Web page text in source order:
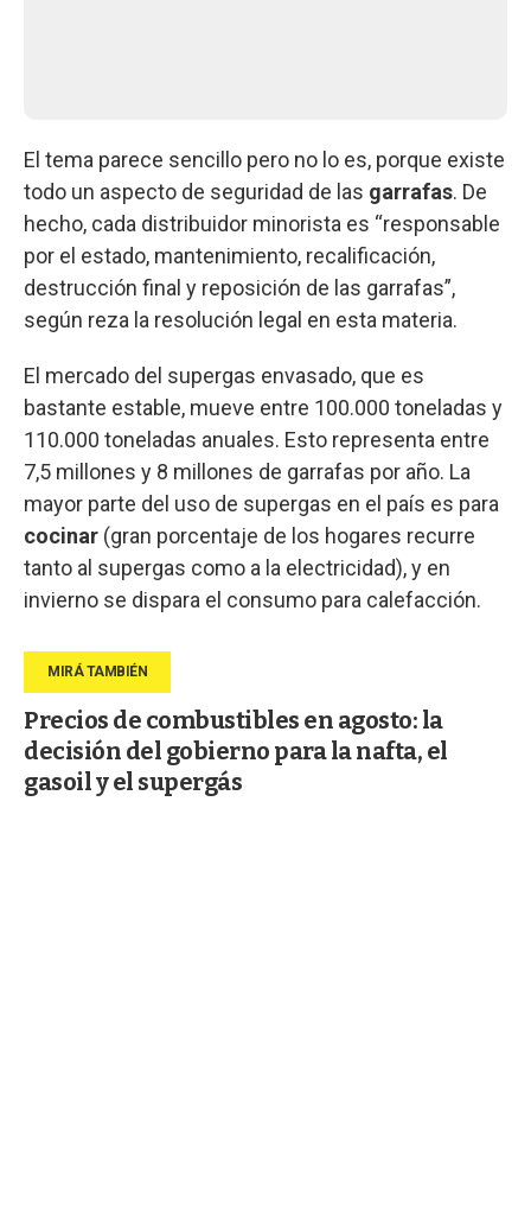
El tema parece sencillo pero no lo es, porque existe
todo un aspecto de seguridad de las garrafas. De
hecho, cada distribuidor minorista es “responsable
por el estado, mantenimiento, recalificación,
destrucción final y reposición de las garrafas”,
según reza la resolución legal en esta materia.
El mercado del supergas envasado, que es
bastante estable, mueve entre 100.000 toneladas y
110.000 toneladas anuales. Esto representa entre
7,5 millones y 8 millones de garrafas por año. La
mayor parte del uso de supergas en el país es para
cocinar (gran porcentaje de los hogares recurre
tanto al supergas como a la electricidad), y en
invierno se dispara el consumo para calefacción.
Precios de combustibles en agosto: la
decisión del gobierno para la nafta, el
gasoil y el supergás